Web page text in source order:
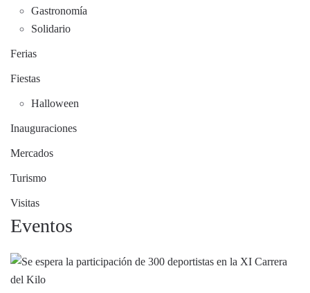
Gastronomía
Solidario
Ferias
Fiestas
Halloween
Inauguraciones
Mercados
Turismo
Visitas
Eventos